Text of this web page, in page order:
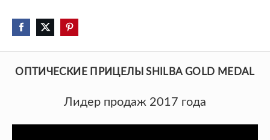
ОПТИЧЕСКИЕ ПРИЦЕЛЫ SHILBA GOLD MEDAL
Лидер продаж 2017 года